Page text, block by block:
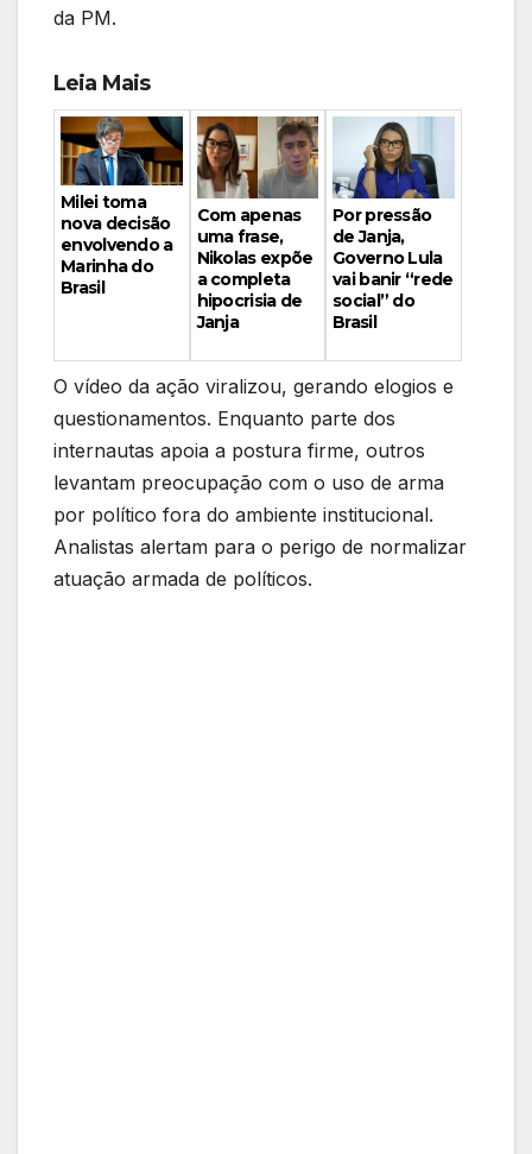
da PM.
Leia Mais
Milei toma
nova decisão
envolvendo a
Marinha do
Brasil
Com apenas
uma frase,
Nikolas expõe
a completa
hipocrisia de
Janja
Por pressão
de Janja,
Governo Lula
vai banir “rede
social” do
Brasil
O vídeo da ação viralizou, gerando elogios e
questionamentos. Enquanto parte dos
internautas apoia a postura firme, outros
levantam preocupação com o uso de arma
por político fora do ambiente institucional.
Analistas alertam para o perigo de normalizar
atuação armada de políticos.